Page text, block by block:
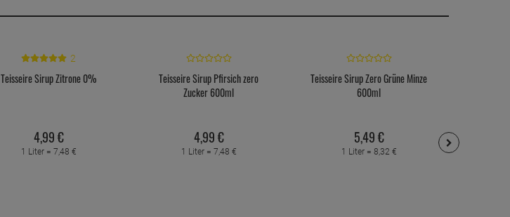
2
Teisseire Sirup Zitrone 0%
4,99€
1 Liter = 7,48 €
Teisseire Sirup Pfirsich zero
Zucker 600ml
4,99€
1 Liter = 7,48 €
Teisseire Sirup Zero Grüne Minze
600ml
5,49€
1 Liter = 8,32 €